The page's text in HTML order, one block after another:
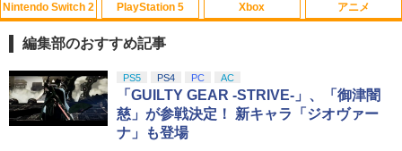
1 【中古】グレイテストナイン
￥845
2
【中古】Splatoon 2 (スプラトゥーン2)
- Switch
1
【中古】2．カンフー・パンダ 3Dスーパ
ーセット 【ブルーレイ】／ジャック・ブ
ラックブルーレイ／海外アニメ・定番ス
￥789
Nintendo Switch 2
1
スプラトゥーン レイダース|オンライン
コード版
￥5,832
PlayStation 5
1
PlayStation 5 デジタル・エディション
日本語専用 Console Language: Japan
ese only (CFI-2200B01)
￥55,000
Xbox
1
【純正品】Xbox ワイヤレス コントロー
ラー + USB-C® ケーブル
￥8,300
アニメ
1
劇場版「鬼滅の刃」無限城編 第一章 猗
窩座再来 通常版 [Blu-ray]
￥3,982
編集部のおすすめ記事
PS5 PS4 PC AC
「GUILTY GEAR -STRIVE-」、「御津闇
慈」が参戦決定！ 新キャラ「ジオヴァー
ナ」も登場